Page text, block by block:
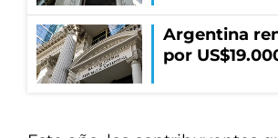
Argentina
por